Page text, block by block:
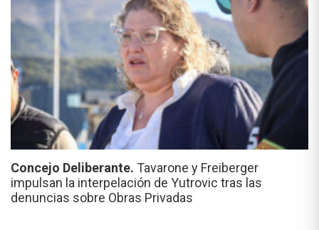
Concejo Deliberante. Tavarone y Freiberger
impulsan la interpelación de Yutrovic tras las
denuncias sobre Obras Privadas